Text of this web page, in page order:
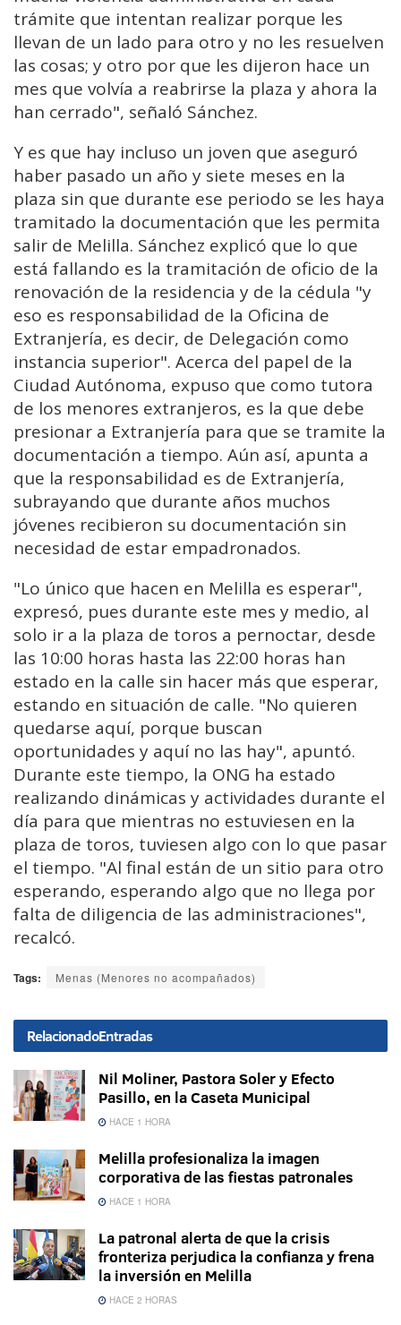
trámite que intentan realizar porque les
llevan de un lado para otro y no les resuelven
las cosas; y otro por que les dijeron hace un
mes que volvía a reabrirse la plaza y ahora la
han cerrado", señaló Sánchez.
Y es que hay incluso un joven que aseguró
haber pasado un año y siete meses en la
plaza sin que durante ese periodo se les haya
tramitado la documentación que les permita
salir de Melilla. Sánchez explicó que lo que
está fallando es la tramitación de oficio de la
renovación de la residencia y de la cédula "y
eso es responsabilidad de la Oficina de
Extranjería, es decir, de Delegación como
instancia superior". Acerca del papel de la
Ciudad Autónoma, expuso que como tutora
de los menores extranjeros, es la que debe
presionar a Extranjería para que se tramite la
documentación a tiempo. Aún así, apunta a
que la responsabilidad es de Extranjería,
subrayando que durante años muchos
jóvenes recibieron su documentación sin
necesidad de estar empadronados.
"Lo único que hacen en Melilla es esperar",
expresó, pues durante este mes y medio, al
solo ir a la plaza de toros a pernoctar, desde
las 10:00 horas hasta las 22:00 horas han
estado en la calle sin hacer más que esperar,
estando en situación de calle. "No quieren
quedarse aquí, porque buscan
oportunidades y aquí no las hay", apuntó.
Durante este tiempo, la ONG ha estado
realizando dinámicas y actividades durante el
día para que mientras no estuviesen en la
plaza de toros, tuviesen algo con lo que pasar
el tiempo. "Al final están de un sitio para otro
esperando, esperando algo que no llega por
falta de diligencia de las administraciones",
recalcó.
Tags: Menas (Menores no acompañados)
RelacionadoEntradas
Nil Moliner, Pastora Soler y Efecto
Pasillo, en la Caseta Municipal
HACE 1 HORA
Melilla profesionaliza la imagen
corporativa de las fiestas patronales
HACE 1 HORA
La patronal alerta de que la crisis
fronteriza perjudica la confianza y frena
la inversión en Melilla
HACE 2 HORAS